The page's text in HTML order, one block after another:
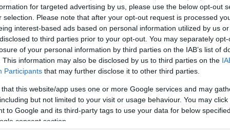
for targeted advertising by us, please use the below opt-out
selection. Please note that after your opt-out request is processed
interest-based ads based on personal information utilized by us
to third parties prior to your opt-out. You may separately
of your personal information by third parties on the IAB’s list of
This information may also be disclosed by us to third parties on the
Participants that may further disclose it to other third parties.
that this website/app uses one or more Google services and may
but not limited to your visit or usage behaviour. You may
to Google and its third-party tags to use your data for below
consent section.
Itt
a
! ‐ Belépés Facebookkal
2018Kelle Botond-BűvészMűsor.hu
Google
SÜTI BEÁLLÍTÁSOK MÓDOSÍTÁSA